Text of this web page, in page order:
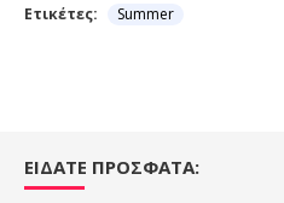
Ετικέτες: Summer
ΕΙΔΑΤΕ ΠΡΟΣΦΑΤΑ: